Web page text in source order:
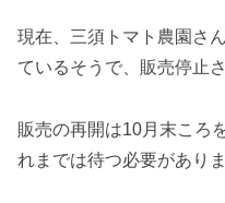
現在、三須トマト農園さ
ているそうで、販売停止
販売の再開は10月末ころ
れまでは待つ必要がありま